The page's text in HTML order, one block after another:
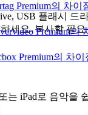
Premium의 차
Premium의
Premium의 차
USB 플래시 드
세요. 복사할 필요
는 iPad로 음악을